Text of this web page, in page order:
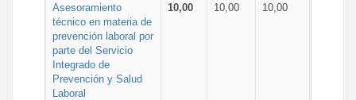
Asesoramiento
técnico en materia de
prevención laboral por
parte del Servicio
Integrado de
Prevención y Salud
Laboral
10,00 10,00 10,00